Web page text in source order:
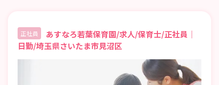
正社員
あすなろ若葉保育園/求人/保育士/正社員｜
日勤/埼玉県さいたま市見沼区